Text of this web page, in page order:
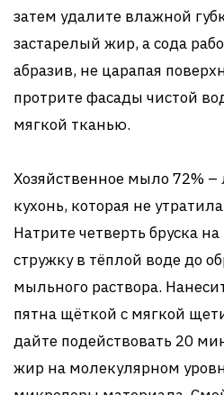
затем удалите влажной
застарелый жир, а сода
абразив, не царапая
протрите фасады чистой
мягкой тканью.
Хозяйственное мыло 72% –
кухонь, которая не
Натрите четверть бруска
стружку в тёплой воде до
мыльного раствора.
пятна щёткой с мягкой
дайте подействовать 20
жир на молекулярном